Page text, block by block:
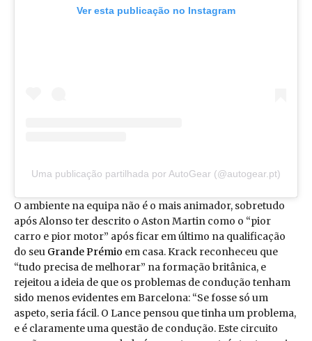
Ver esta publicação no Instagram
Uma publicação partilhada por AutoGear (@autogear.pt)
O ambiente na equipa não é o mais animador, sobretudo
após Alonso ter descrito o Aston Martin como o “pior
carro e pior motor” após ficar em último na qualificação
do seu Grande Prémio em casa. Krack reconheceu que
“tudo precisa de melhorar” na formação britânica, e
rejeitou a ideia de que os problemas de condução tenham
sido menos evidentes em Barcelona: “Se fosse só um
aspeto, seria fácil. O Lance pensou que tinha um problema,
e é claramente uma questão de condução. Este circuito